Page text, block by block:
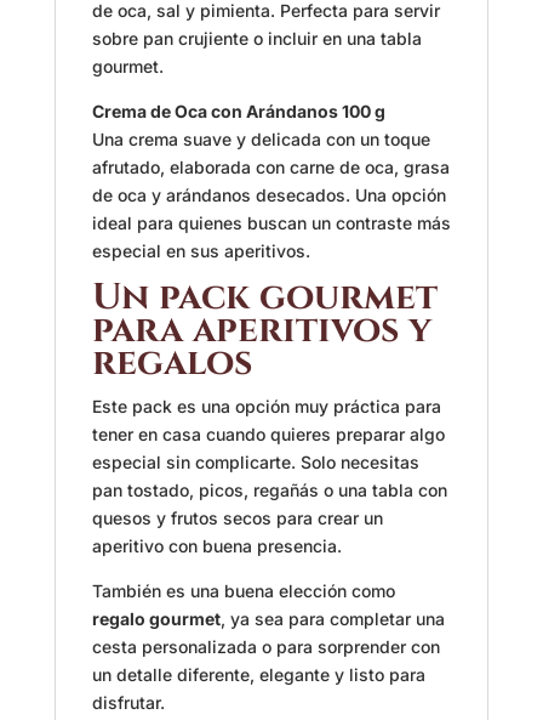
de oca, sal y pimienta. Perfecta para servir
sobre pan crujiente o incluir en una tabla
gourmet.
Crema de Oca con Arándanos 100 g
Una crema suave y delicada con un toque
afrutado, elaborada con carne de oca, grasa
de oca y arándanos desecados. Una opción
ideal para quienes buscan un contraste más
especial en sus aperitivos.
Un pack gourmet
para aperitivos y
regalos
Este pack es una opción muy práctica para
tener en casa cuando quieres preparar algo
especial sin complicarte. Solo necesitas
pan tostado, picos, regañás o una tabla con
quesos y frutos secos para crear un
aperitivo con buena presencia.
También es una buena elección como
regalo gourmet, ya sea para completar una
cesta personalizada o para sorprender con
un detalle diferente, elegante y listo para
disfrutar.